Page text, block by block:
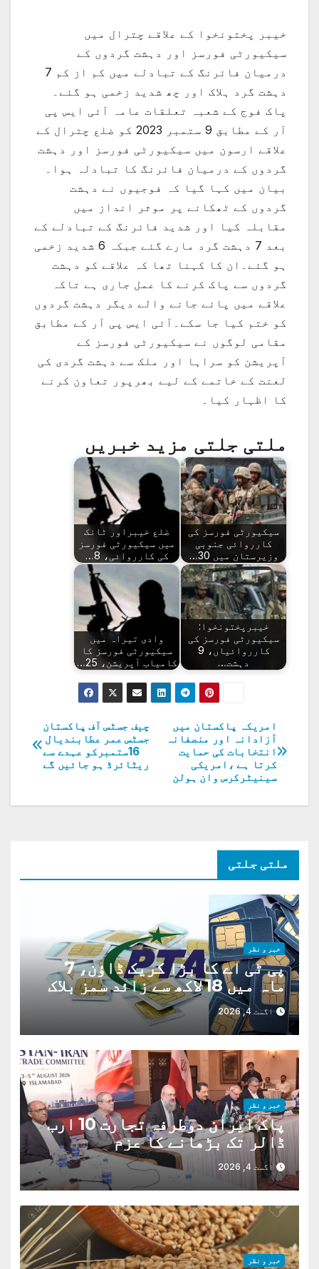
خیبر پختونخوا کے علاقے چترال میں
سیکیورٹی فورسز اور دہشت گردوں کے
درمیان فائرنگ کے تبادلے میں کم از کم 7
دہشت گرد ہلاک اور چھ شدید زخمی ہو گئے۔
پاک فوج کے شعبہ تعلقات عامہ آئی ایس پی
آر کے مطابق 9 ستمبر 2023 کو ضلع چترال کے
علاقے ارسون میں سیکیورٹی فورسز اور دہشت
گردوں کے درمیان فائرنگ کا تبادلہ ہوا۔
بیان میں کہا گیا کہ فوجیوں نے دہشت
گردوں کے ٹھکانے پر موثر انداز میں
مقابلہ کیا اور شدید فائرنگ کے تبادلے کے
بعد 7 دہشت گرد مارے گئے جبکہ 6 شدید زخمی
ہو گئے۔ان کا کہنا تھا کہ علاقے کو دہشت
گردوں سے پاک کرنے کا عمل جاری ہے تاکہ
علاقے میں پائے جانے والے دیگر دہشت گردوں
کو ختم کیا جا سکے۔آئی ایس پی آر کے مطابق
مقامی لوگوں نے سیکیورٹی فورسز کے
آپریشن کو سراہا اور ملک سے دہشت گردی کی
لعنت کے خاتمے کے لیے بھرپور تعاون کرنے
کا اظہار کیا۔
ملتی جلتی مزید خبریں
سیکیورٹی فورسز کی
کارروائی جنوبی
وزیرستان میں 30…
ضلع خیبراور ٹانک
میں سیکیورٹی فورسز
کی کارروائی، 8…
خیبرپختونخوا:
سیکیورٹی فورسز کی
کارروائیاں، 9
دہشت…
وادی تیراہ میں
سیکیورٹی فورسز کا
کامیاب آپریشن، 25…
پوسٹوں
کی
نیویگیشن
چیف جسٹس آف پاکستان
جسٹس عمر عطابندیال
16ستمبرکو عہدے سے
ریٹائرڈ ہو جائیں گے
امریکہ پاکستان میں
آزادانہ اور منصفانہ
انتخابات کی حمایت
کرتا ہے ،امریکی
سینیٹرکرس وان ہولن
ملتی جلتی
خبر و نظر
پی ٹی اے کا بڑا کریک ڈاؤن، 7
ماہ میں 18 لاکھ سے زائد سمز بلاک
اگست 4, 2026
خبر و نظر
پاک ایران دوطرفہ تجارت 10 ارب
ڈالر تک بڑھانے کا عزم
اگست 4, 2026
خبر و نظر